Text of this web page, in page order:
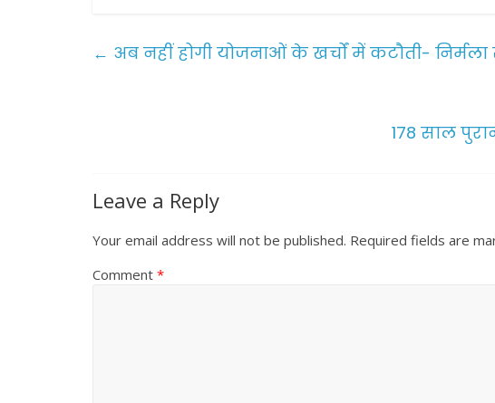
e er l e
← अब नहीं होगी योजनाओं के खर्चों में कटौती-
178 साल
Leave a Reply
Your email address will not be published. Required fields are
Comment *